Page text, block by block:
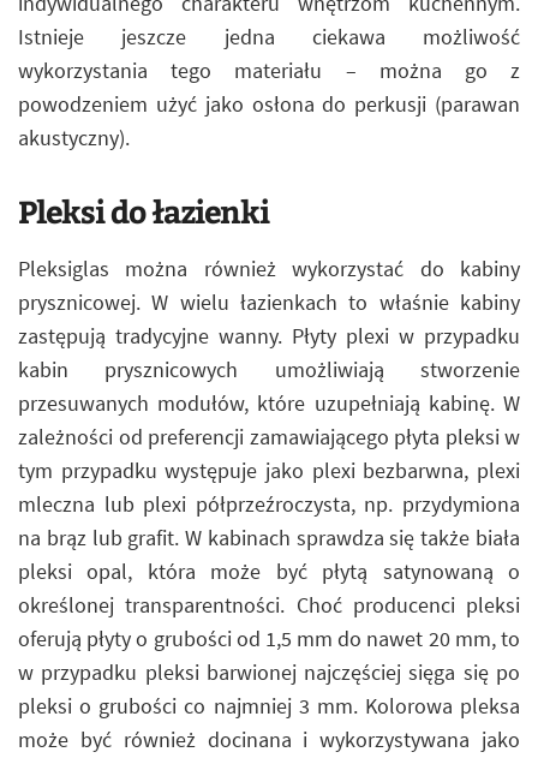
Istnieje jeszcze jedna ciekawa możliwość
wykorzystania tego materiału – można go z
powodzeniem użyć jako osłona do perkusji (parawan
akustyczny).
Pleksi do łazienki
Pleksiglas można również wykorzystać do kabiny
prysznicowej. W wielu łazienkach to właśnie kabiny
zastępują tradycyjne wanny. Płyty plexi w przypadku
kabin prysznicowych umożliwiają stworzenie
przesuwanych modułów, które uzupełniają kabinę. W
zależności od preferencji zamawiającego płyta pleksi w
tym przypadku występuje jako plexi bezbarwna, plexi
mleczna lub plexi półprzeźroczysta, np. przydymiona
na brąz lub grafit. W kabinach sprawdza się także biała
pleksi opal, która może być płytą satynowaną o
określonej transparentności. Choć producenci pleksi
oferują płyty o grubości od 1,5 mm do nawet 20 mm, to
w przypadku pleksi barwionej najczęściej sięga się po
pleksi o grubości co najmniej 3 mm. Kolorowa pleksa
może być również docinana i wykorzystywana jako